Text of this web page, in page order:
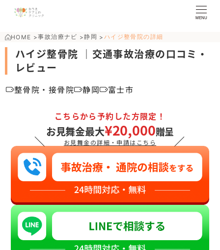
MENU
HOME >事故治療ナビ >静岡 > ハイジ整骨院の詳細
ハイジ整骨院 ｜交通事故治療の口コミ・
レビュー
整骨院・接骨院 静岡 富士市
＼
こちらから予約した方限定！
お見舞金最大¥20,000贈呈
お見舞金の詳細・申請はこちら ／